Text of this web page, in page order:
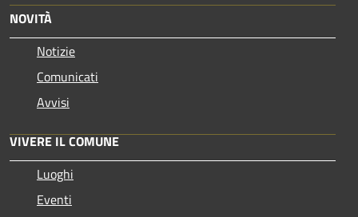
NOVITÀ
Notizie
Comunicati
Avvisi
VIVERE IL COMUNE
Luoghi
Eventi